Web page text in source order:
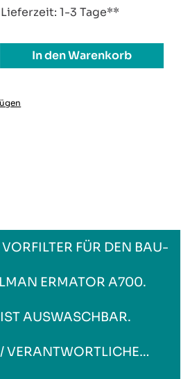
1-3 Tage**
Gib den
In den Warenkorb
VORFILTER FÜR DEN BAU-
ERMATOR A700.
AUSWASCHBAR.
VERANTWORTLICHE…